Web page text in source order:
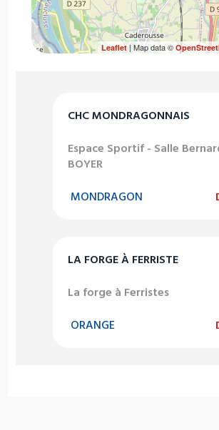
CHC MONDRAGONNAIS
Espace Sportif - Salle
BOYER
MONDRAGON
LA FORGE À FERRISTE
La forge à Ferristes
ORANGE
Leaflet| Map data ©